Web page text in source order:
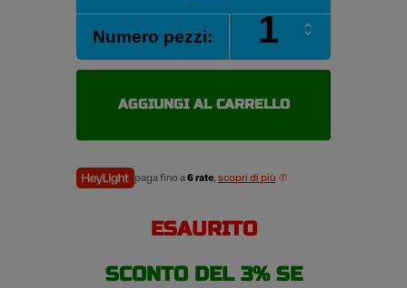
Numero pezzi:
TOURADOR
WONDER
225/65
quantità
AGGIUNGI AL CARRELLO
paga fino a6 rate, scopri di più
ESAURITO
SCONTO DEL 3% SE